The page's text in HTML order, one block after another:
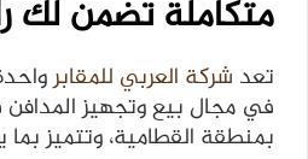
متكاملة تضمن لك
تعد شركة العربي للمقابر
في مجال بيع وتجهيز المدافن
بمنطقة القطامية، وتتميز بما